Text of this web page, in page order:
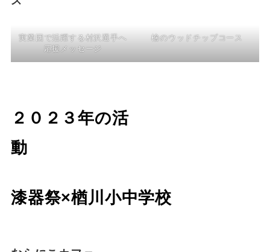
実業団で活躍する村沢選手へ
応援メッセージ
檜のウッドチップコース
２０２３年の活
動
漆器祭×楢川小中学校